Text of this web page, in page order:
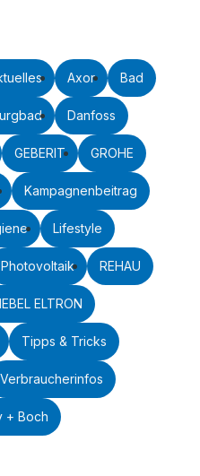
Axor Bad
Danfoss
GEBERIT GROHE
Kampagnenbeitrag
Lifestyle
Photovoltaik REHAU
ELTRON
Tipps & Tricks
Verbraucherinfos
+ Boch